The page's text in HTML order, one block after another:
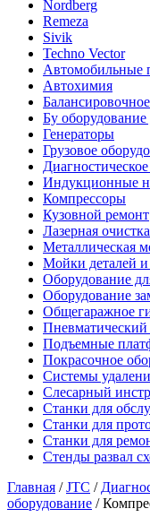
Nordberg
Remeza
Sivik
Techno Vector
Автомобильные
Автохимия
Бу оборудование
Генераторы
Грузовое
Индукционные
Компрессоры
Кузовной ремонт
Лазерная
Металлическая
Мойки деталей и
Оборудование
Оборудование
Общегаражное
Пневматический
Подъемные
Покрасочное
Системы
Слесарный
Станки для
Станки для
Станки для
Стенды развал
Главная /JTC /
оборудование /